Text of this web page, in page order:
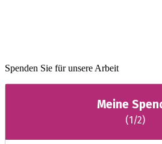
Spenden Sie für unsere Arbeit